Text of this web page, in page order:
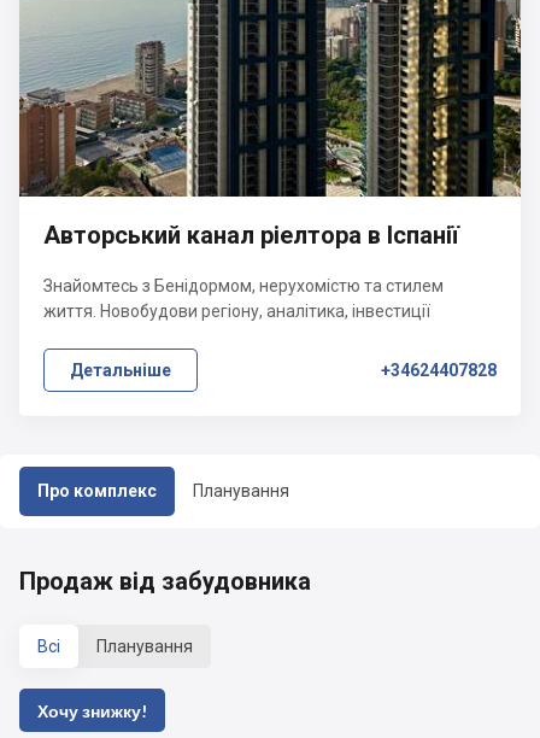
Про комплекс Планування
Авторський канал ріелтора в Іспанії
Знайомтесь з Бенідормом, нерухомістю та стилем
життя. Новобудови регіону, аналітика, інвестиції
Детальніше +34624407828
Продаж від забудовника
Всі Планування
Хочу знижку!